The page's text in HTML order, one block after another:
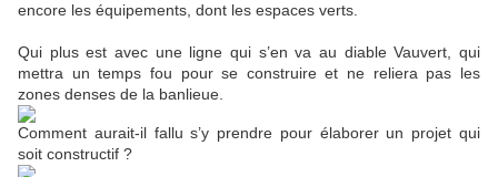
encore les équipements, dont les espaces verts.
Qui plus est avec une ligne qui s’en va au diable Vauvert, qui
mettra un temps fou pour se construire et ne reliera pas les
zones denses de la banlieue.
Comment aurait-il fallu s’y prendre pour élaborer un projet qui
soit constructif ?